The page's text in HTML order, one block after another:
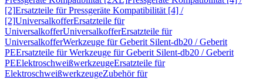
[2]Ersatzteile für Pressgeräte Kompatibilität [4] /
[2]UniversalkofferErsatzteile für
UniversalkofferUniversalkofferErsatzteile für
UniversalkofferWerkzeuge für Geberit Silent-db20 / Geberit
PEErsatzteile für Werkzeuge für Geberit Silent-db20 / Geberit
PEElektroschweißwerkzeugeErsatzteile für
ElektroschweißwerkzeugeZubehör für